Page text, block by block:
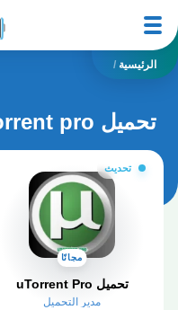
الرئيسية /
تحميل utorrent pro
تحديث
مجانًا
تحميل uTorrent Pro
مدير التحميل